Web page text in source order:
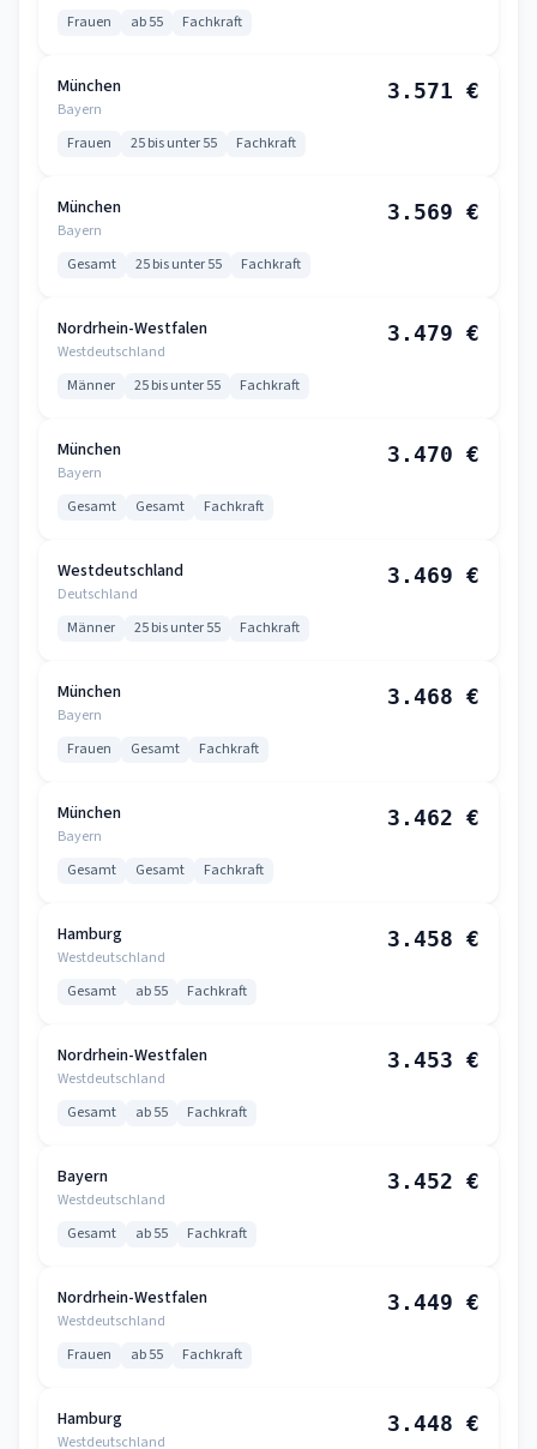
Frauen ab 55 Fachkraft
München
Bayern
3.571 €
Frauen 25 bis unter 55 Fachkraft
München
Bayern
3.569 €
Gesamt 25 bis unter 55 Fachkraft
Nordrhein-Westfalen
Westdeutschland
3.479 €
Männer 25 bis unter 55 Fachkraft
München
Bayern
3.470 €
Gesamt Gesamt Fachkraft
Westdeutschland
Deutschland
3.469 €
Männer 25 bis unter 55 Fachkraft
München
Bayern
3.468 €
Frauen Gesamt Fachkraft
München
Bayern
3.462 €
Gesamt Gesamt Fachkraft
Hamburg
Westdeutschland
3.458 €
Gesamt ab 55 Fachkraft
Nordrhein-Westfalen
Westdeutschland
3.453 €
Gesamt ab 55 Fachkraft
Bayern
Westdeutschland
3.452 €
Gesamt ab 55 Fachkraft
Nordrhein-Westfalen
Westdeutschland
3.449 €
Frauen ab 55 Fachkraft
Hamburg
Westdeutschland
3.448 €